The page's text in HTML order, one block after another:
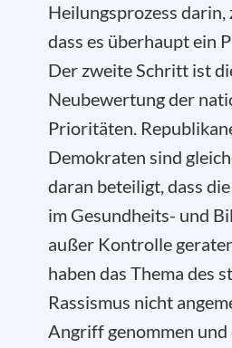
Heilungsprozess darin,
dass es überhaupt ein
Der zweite Schritt ist
Neubewertung der
Prioritäten.
Demokraten sind
daran beteiligt, dass
im Gesundheits- und
außer Kontrolle
haben das Thema des
Rassismus nicht
Angriff genommen und